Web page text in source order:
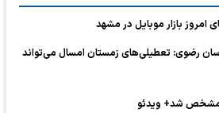
بازار موبایل در مشهد
رضوی: تعطیلی‌های زمستان امسال می‌تواند
مشخص شد+ ویدئو